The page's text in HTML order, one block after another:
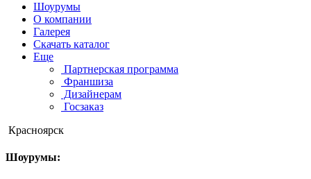
Шоурумы
О компании
Галерея
Скачать каталог
Еще
Партнерская программа
Франшиза
Дизайнерам
Госзаказ
Красноярск
Шоурумы: